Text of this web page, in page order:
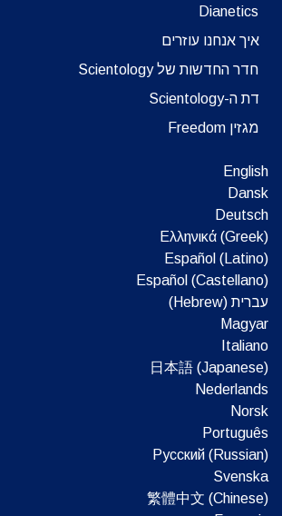
Dianetics
איך אנחנו עוזרים
חדר החדשות של Scientology
דת ה-Scientology
מגזין Freedom
English
Dansk
Deutsch
Ελληνικά (Greek)
Español (Latino)
Español (Castellano)
עברית (Hebrew)‏
Magyar
Italiano
日本語 (Japanese)
Nederlands
Norsk
Português
Русский (Russian)
Svenska
繁體中文 (Chinese)